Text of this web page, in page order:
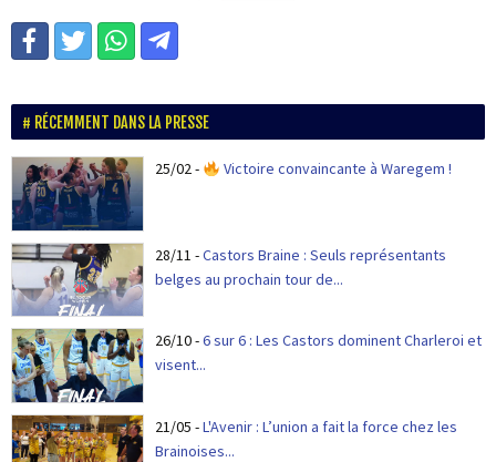
RÉCEMMENT DANS LA PRESSE
25/02- Victoire convaincante à Waregem !
28/11 -Castors Braine : Seuls représentants
belges au prochain tour de...
26/10-6 sur 6 : Les Castors dominent Charleroi et
visent...
21/05 -L'Avenir : L’union a fait la force chez les
Brainoises...